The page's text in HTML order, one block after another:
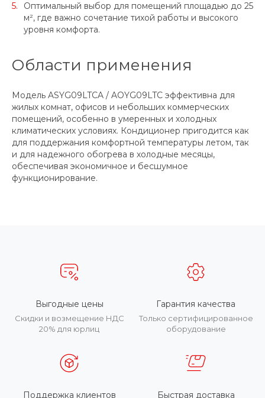
Оптимальный выбор для помещений площадью до 25
м², где важно сочетание тихой работы и высокого
уровня комфорта.
Области применения
Модель ASYG09LTCA / AOYG09LTC эффективна для
жилых комнат, офисов и небольших коммерческих
помещений, особенно в умеренных и холодных
климатических условиях. Кондиционер пригодится как
для поддержания комфортной температуры летом, так
и для надежного обогрева в холодные месяцы,
обеспечивая экономичное и бесшумное
функционирование.
Выгодные цены
Скидки и возмещение НДС
20% для юрлиц
Гарантия качества
Только сертифицированное
оборудование
Поддержка клиентов Быстрая доставка